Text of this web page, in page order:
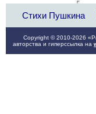
Стихи Пушкина
Copyright © 2010-2026
авторства и гиперссылка на